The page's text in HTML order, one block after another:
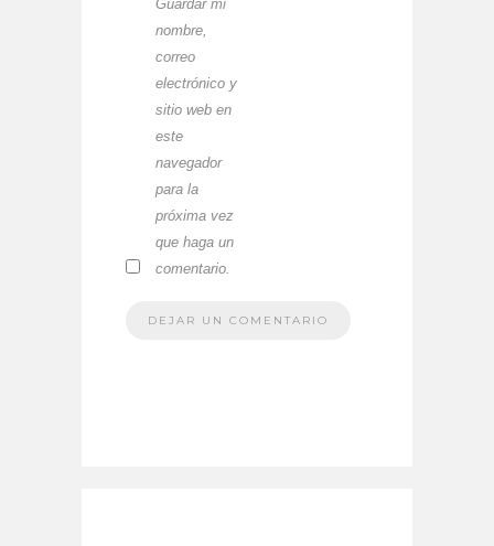
Guardar mi
nombre,
correo
electrónico y
sitio web en
este
navegador
para la
próxima vez
que haga un
comentario.